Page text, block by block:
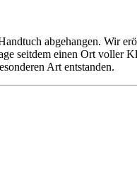
abgehangen.
seitdem einen Ort
Art entstanden.